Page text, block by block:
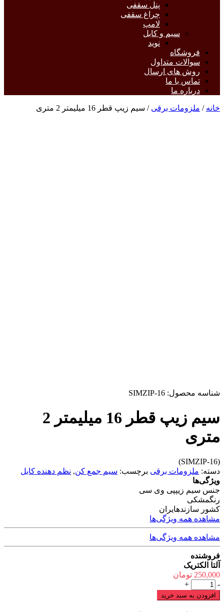
پنل سقفی
چراغ سقفی
لامپ
سیم و کابل
نوید
فروشگاه
سوالات متداول
روش های ارسال
تماس با ما
درباره ما
خانه / ملزومات برقی / سیم زیپ قطر 16 میلیمتر 2 متری
شناسه محصول: SIMZIP-16
سیم زیپ قطر 16 میلیمتر 2
متری
(SIMZIP-16)
دسته: ملزومات برقی برچسب: سیم جمع کن, نظم دهنده کابل
ویژگی‌ها
جنس سیم زیپپی وی سی
رنگمشکی
کشور سازندهایران
مشاهده همه ویژگی‌ها
مشاهده همه ویژگی‌ها
فروشنده
آلتا الکتریک
250,000 تومان
سیم
زیپ
قطر
-
+
افزودن به سبد خرید